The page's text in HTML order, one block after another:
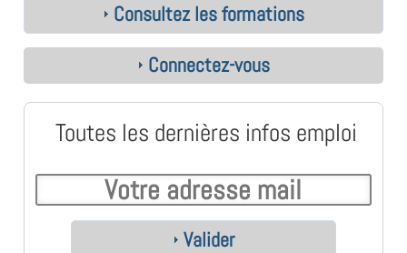
Consultez les formations
Connectez-vous
Toutes les dernières infos emploi
Valider